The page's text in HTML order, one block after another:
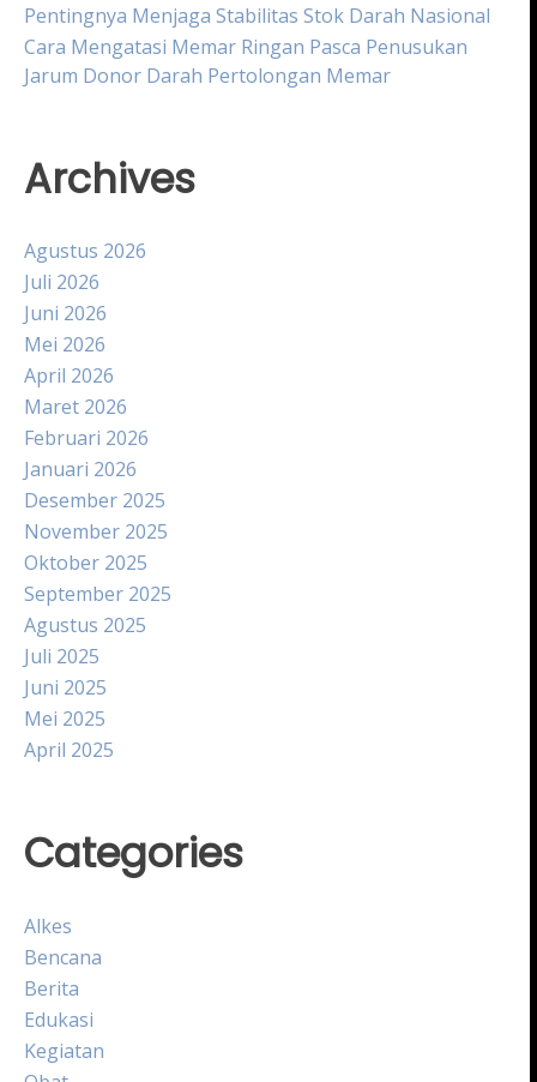
Pentingnya Menjaga Stabilitas Stok Darah Nasional
Cara Mengatasi Memar Ringan Pasca Penusukan
Jarum Donor Darah Pertolongan Memar
Archives
Agustus 2026
Juli 2026
Juni 2026
Mei 2026
April 2026
Maret 2026
Februari 2026
Januari 2026
Desember 2025
November 2025
Oktober 2025
September 2025
Agustus 2025
Juli 2025
Juni 2025
Mei 2025
April 2025
Categories
Alkes
Bencana
Berita
Edukasi
Kegiatan